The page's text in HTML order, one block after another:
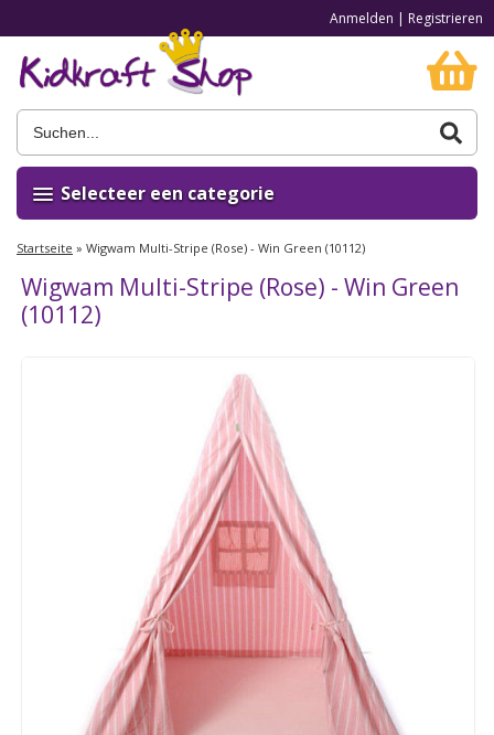
Anmelden | Registrieren
Selecteer een categorie
Startseite » Wigwam Multi-Stripe (Rose) - Win Green (10112)
Wigwam Multi-Stripe (Rose) - Win Green
(10112)